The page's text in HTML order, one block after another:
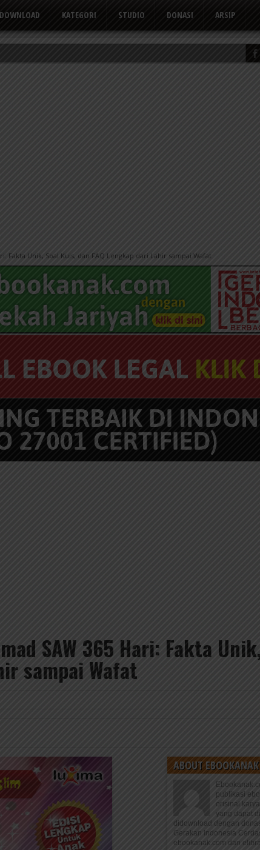
DOWNLOAD KATEGORI STUDIO DONASI ARSIP
Fakta Unik, Soal Kuis, dan FAQ Lengkap dari Lahir sampai Wafat
SAW 365 Hari: Fakta
sampai Wafat
ABOUT EBOOKANAK
publikasi
orisinal
yang dapat
didownload dengan
Gerakan Indonesia
ebookanak.com dan